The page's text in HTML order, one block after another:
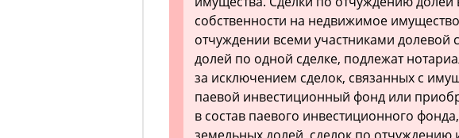
собственности на недвижимое
отчуждении всеми участниками долевой
долей по одной сделке, подлежат
за исключением сделок, связанных с
паевой инвестиционный фонд или
в состав паевого инвестиционного